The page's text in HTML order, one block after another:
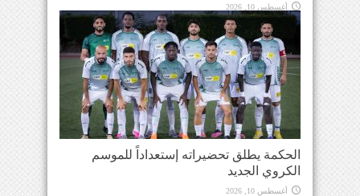
أغسطس 10, 2026
الحكمة يطلق تحضيراته إستعداداً للموسم
الكروي الجديد
أغسطس 10, 2026